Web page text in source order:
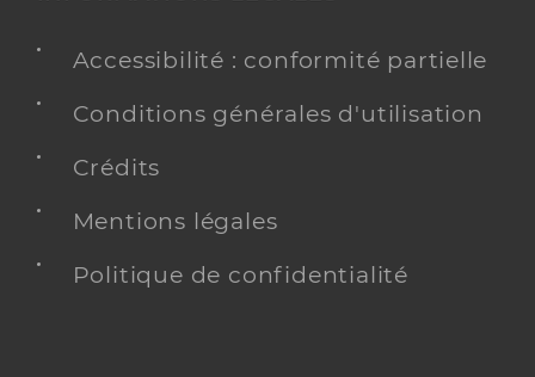
Accessibilité : conformité partielle
Conditions générales d'utilisation
Crédits
Mentions légales
Politique de confidentialité